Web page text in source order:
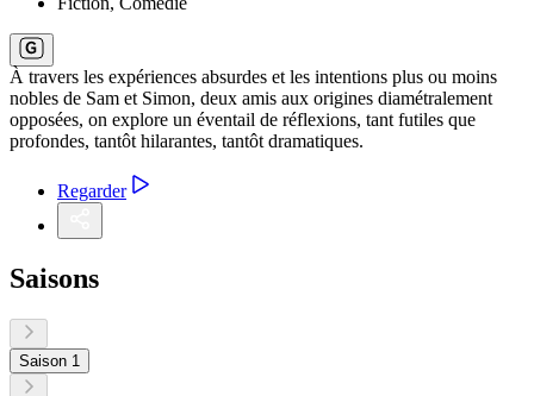
À travers les expériences absurdes et les intentions plus ou moins
nobles de Sam et Simon, deux amis aux origines diamétralement
opposées, on explore un éventail de réflexions, tant futiles que
profondes, tantôt hilarantes, tantôt dramatiques.
Regarder
Saisons
Saison 1